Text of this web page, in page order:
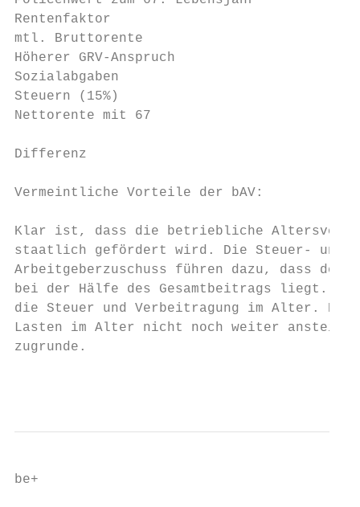
Rentenfaktor
mtl. Bruttorente
Höherer GRV-Anspruch
Sozialabgaben
Steuern (15%)
Nettorente mit 67
Differenz
Vermeintliche Vorteile der bAV:
Klar ist, dass die betriebliche
staatlich gefördert wird. Die Steuer- und
Arbeitgeberzuschuss führen dazu, dass der
bei der Hälfe des Gesamtbeitrags liegt.
die Steuer und Verbeitragung im Alter.
Lasten im Alter nicht noch weiter
zugrunde.
be+